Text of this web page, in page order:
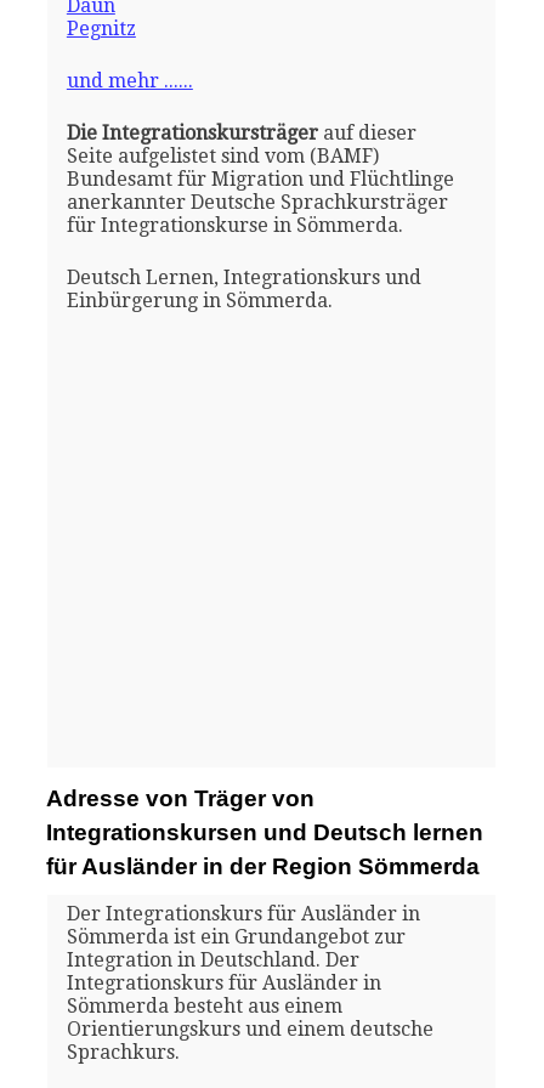
Daun
Pegnitz
und mehr ......
Die Integrationskursträgerauf dieser
Seite aufgelistet sind vom (BAMF)
Bundesamt für Migration und Flüchtlinge
anerkannter Deutsche Sprachkursträger
für Integrationskurse in Sömmerda.
Deutsch Lernen, Integrationskurs und
Einbürgerung in Sömmerda.
Adresse von Träger von
Integrationskursen und Deutsch lernen
für Ausländer in der Region Sömmerda
Der Integrationskurs für Ausländer in
Sömmerda ist ein Grundangebot zur
Integration in Deutschland. Der
Integrationskurs für Ausländer in
Sömmerda besteht aus einem
Orientierungskurs und einem deutsche
Sprachkurs.